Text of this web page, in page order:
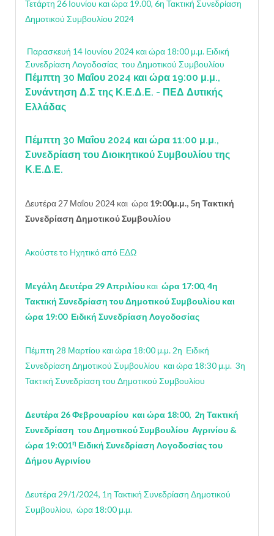
Τετάρτη 26 Ιουνίου και ώρα 19.00, 6η Τακτική Συνεδρίαση
Δημοτικού Συμβουλίου 2024
Παρασκευή 14 Ιουνίου 2024 και ώρα 18:00 μ.μ. Ειδική
Συνεδρίαση Λογοδοσίας του Δημοτικού Συμβουλίου
Πέμπτη 30 Μαΐου 2024 και ώρα 19:00 μ.μ.,
Συνάντηση Δ.Σ της Κ.Ε.Δ.Ε. - ΠΕΔ Δυτικής
Ελλάδας
Πέμπτη 30 Μαΐου 2024 και ώρα 11:00 μ.μ.,
Συνεδρίαση του Διοικητικού Συμβουλίου της
Κ.Ε.Δ.Ε.
Δευτέρα 27 Μαΐου 2024 και ώρα 19:00μ.μ., 5η Τακτική
Συνεδρίαση Δημοτικού Συμβουλίου
Ακούστε το Ηχητικό από ΕΔΩ
Μεγάλη Δευτέρα 29 Απριλίου και ώρα 17:00, 4η
Τακτική Συνεδρίαση του Δημοτικού Συμβουλίου και
ώρα 19:00 Ειδική Συνεδρίαση Λογοδοσίας
Πέμπτη 28 Μαρτίου και ώρα 18:00 μ.μ. 2η Ειδική
Συνεδρίαση Δημοτικού Συμβουλίου και ώρα 18:30 μ.μ. 3η
Τακτική Συνεδρίαση του Δημοτικού Συμβουλίου
Δευτέρα 26 Φεβρουαρίου και ώρα 18:00, 2η Τακτική
Συνεδρίαση του Δημοτικού Συμβουλίου Αγρινίου &
ώρα 19:001η Ειδική Συνεδρίαση Λογοδοσίας του
Δήμου Αγρινίου
Δευτέρα 29/1/2024, 1η Τακτική Συνεδρίαση Δημοτικού
Συμβουλίου, ώρα 18:00 μ.μ.